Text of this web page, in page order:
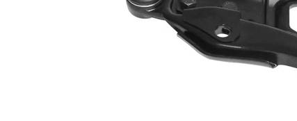
avec rotule
de
suspension